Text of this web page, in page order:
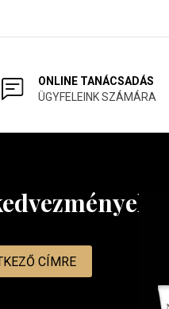
ONLINE TANÁCSADÁS
ÜGYFELEINK SZÁMÁRA
CÍMRE